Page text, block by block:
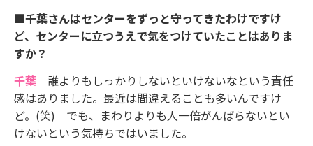
■千葉さんはセンターをずっと守ってきたわけですけ
ど、センターに立つうえで気をつけていたことはありま
すか？
千葉 誰よりもしっかりしないといけないなという責任
感はありました。最近は間違えることも多いんですけ
ど。(笑) でも、まわりよりも人一倍がんばらないとい
けないという気持ちではいました。